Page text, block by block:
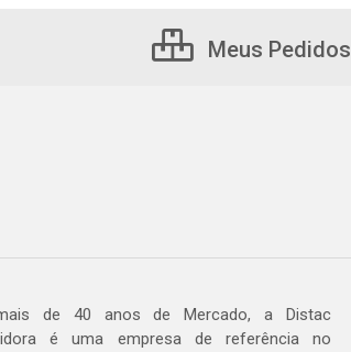
Meus Pedidos
de 40 anos de Mercado, a Distac
é uma empresa de referência no